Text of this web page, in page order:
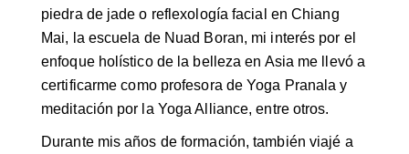
piedra de jade o reflexología facial en Chiang
Mai, la escuela de Nuad Boran, mi interés por el
enfoque holístico de la belleza en Asia me llevó a
certificarme como profesora de Yoga Pranala y
meditación por la Yoga Alliance, entre otros.
Durante mis años de formación, también viajé a